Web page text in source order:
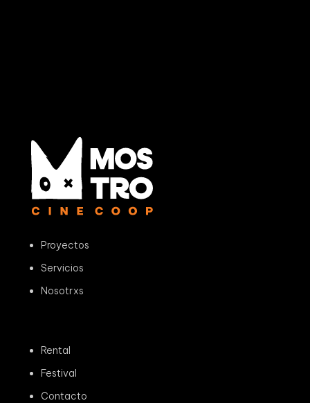
Proyectos
Servicios
Nosotrxs
Rental
Festival
Contacto